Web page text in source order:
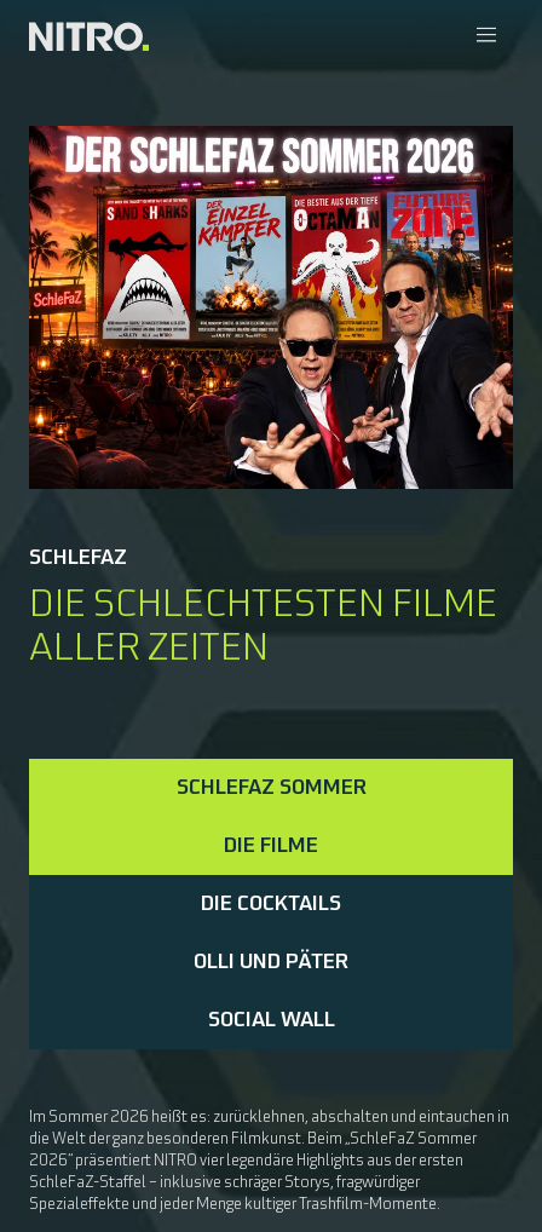
SCHLEFAZ
DIE SCHLECHTESTEN FILME
ALLER ZEITEN
SCHLEFAZ SOMMER
DIE FILME
DIE COCKTAILS
OLLI UND PÄTER
SOCIAL WALL
Im Sommer 2026 heißt es: zurücklehnen, abschalten und eintauchen in
die Welt der ganz besonderen Filmkunst. Beim „SchleFaZ Sommer
2026“ präsentiert NITRO vier legendäre Highlights aus der ersten
SchleFaZ-Staffel – inklusive schräger Storys, fragwürdiger
Spezialeffekte und jeder Menge kultiger Trashfilm-Momente.